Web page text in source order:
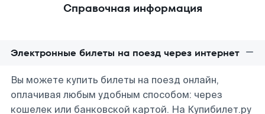
Справочная информация
Электронные билеты на поезд через интернет
Вы можете купить билеты на поезд онлайн,
оплачивая любым удобным способом: через
кошелек или банковской картой. На Купибилет.ру